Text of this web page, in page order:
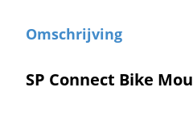
Omschrijving
SP Connect Bike